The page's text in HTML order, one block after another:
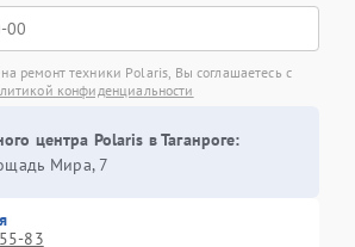
ремонт техники Polaris, Вы соглашаетесь с
конфиденциальности
центра Polaris в Таганроге:
Мира, 7
83